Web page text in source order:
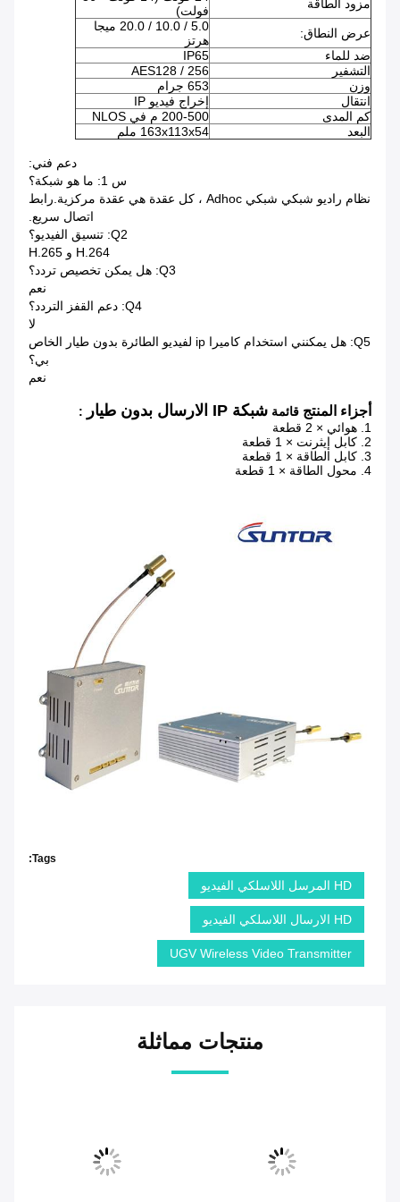
مزود الطاقة
فولت)
عرض النطاق:
5.0 / 10.0 / 20.0 ميجا
هرتز
ضد للماء
IP65
التشفير
AES128 / 256
وزن
653 جرام
انتقال
إخراج فيديو IP
كم المدى
200-500 م في NLOS
البعد
163x113x54 ملم
دعم فني:
س 1: ما هو شبكة؟
نظام راديو شبكي شبكي Adhoc ، كل عقدة هي عقدة مركزية.رابط
اتصال سريع.
Q2: تنسيق الفيديو؟
H.264 و H.265
Q3: هل يمكن تخصيص تردد؟
نعم
Q4: دعم القفز التردد؟
لا
Q5: هل يمكنني استخدام كاميرا ip لفيديو الطائرة بدون طيار الخاص
بي؟
نعم
أجزاء المنتج قائمة شبكة IP الارسال بدون طيار
:
1. هوائي × 2 قطعة
2. كابل إيثرنت × 1 قطعة
3. كابل الطاقة × 1 قطعة
4. محول الطاقة × 1 قطعة
Tags:
HD المرسل اللاسلكي الفيديو
HD الارسال اللاسلكي الفيديو
UGV Wireless Video Transmitter
منتجات مماثلة